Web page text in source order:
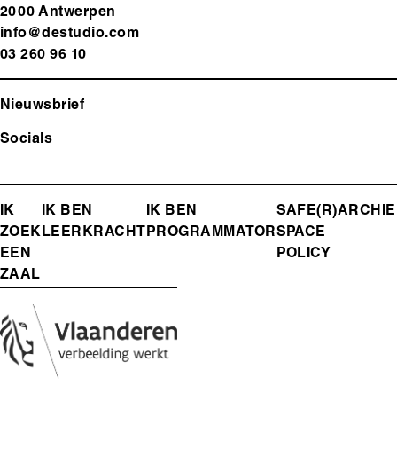
2000 Antwerpen
info@destudio.com
03 260 96 10
Nieuwsbrief
Socials
FOOTER-
MENU
IK
ZOEK
EEN
ZAAL
IK BEN
LEERKRACHT
IK BEN
PROGRAMMATOR
SAFE(R)
SPACE
POLICY
Media
Afbeelding